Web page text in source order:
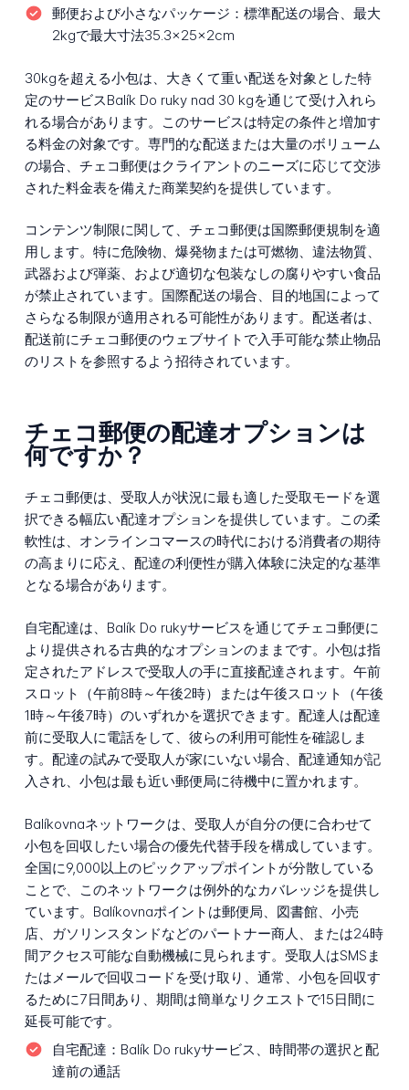
郵便および小さなパッケージ： 標準配送の場合、最大
2kgで最大寸法35.3×25×2cm
30kgを超える小包は、大きくて重い配送を対象とした特
定のサービスBalík Do ruky nad 30 kgを通じて受け入れら
れる場合があります。このサービスは特定の条件と増加す
る料金の対象です。専門的な配送または大量のボリューム
の場合、チェコ郵便はクライアントのニーズに応じて交渉
された料金表を備えた商業契約を提供しています。
コンテンツ制限に関して、チェコ郵便は国際郵便規制を適
用します。特に危険物、爆発物または可燃物、違法物質、
武器および弾薬、および適切な包装なしの腐りやすい食品
が禁止されています。国際配送の場合、目的地国によって
さらなる制限が適用される可能性があります。配送者は、
配送前にチェコ郵便のウェブサイトで入手可能な禁止物品
のリストを参照するよう招待されています。
チェコ郵便の配達オプションは
何ですか？
チェコ郵便は、受取人が状況に最も適した受取モードを選
択できる幅広い配達オプションを提供しています。この柔
軟性は、オンラインコマースの時代における消費者の期待
の高まりに応え、配達の利便性が購入体験に決定的な基準
となる場合があります。
自宅配達は、Balík Do rukyサービスを通じてチェコ郵便に
より提供される古典的なオプションのままです。小包は指
定されたアドレスで受取人の手に直接配達されます。午前
スロット（午前8時～午後2時）または午後スロット（午後
1時～午後7時）のいずれかを選択できます。配達人は配達
前に受取人に電話をして、彼らの利用可能性を確認しま
す。配達の試みで受取人が家にいない場合、配達通知が記
入され、小包は最も近い郵便局に待機中に置かれます。
Balíkovnaネットワークは、受取人が自分の便に合わせて
小包を回収したい場合の優先代替手段を構成しています。
全国に9,000以上のピックアップポイントが分散している
ことで、このネットワークは例外的なカバレッジを提供し
ています。Balíkovnaポイントは郵便局、図書館、小売
店、ガソリンスタンドなどのパートナー商人、または24時
間アクセス可能な自動機械に見られます。受取人はSMSま
たはメールで回収コードを受け取り、通常、小包を回収す
るために7日間あり、期間は簡単なリクエストで15日間に
延長可能です。
自宅配達： Balík Do rukyサービス、時間帯の選択と配
達前の通話